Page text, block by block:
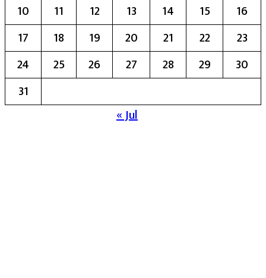
10 11 12 13 14 15
16
17
18 19 20 21 22
23
24
25 26 27 28 29
30
31
« Jul